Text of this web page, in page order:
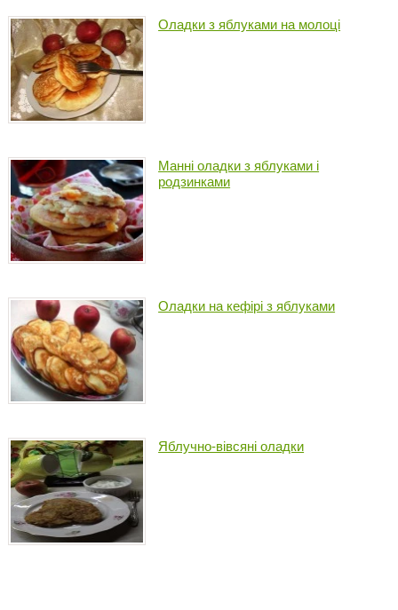
Оладки з яблуками на молоці
Манні оладки з яблуками і
родзинками
Оладки на кефірі з яблуками
Яблучно-вівсяні оладки